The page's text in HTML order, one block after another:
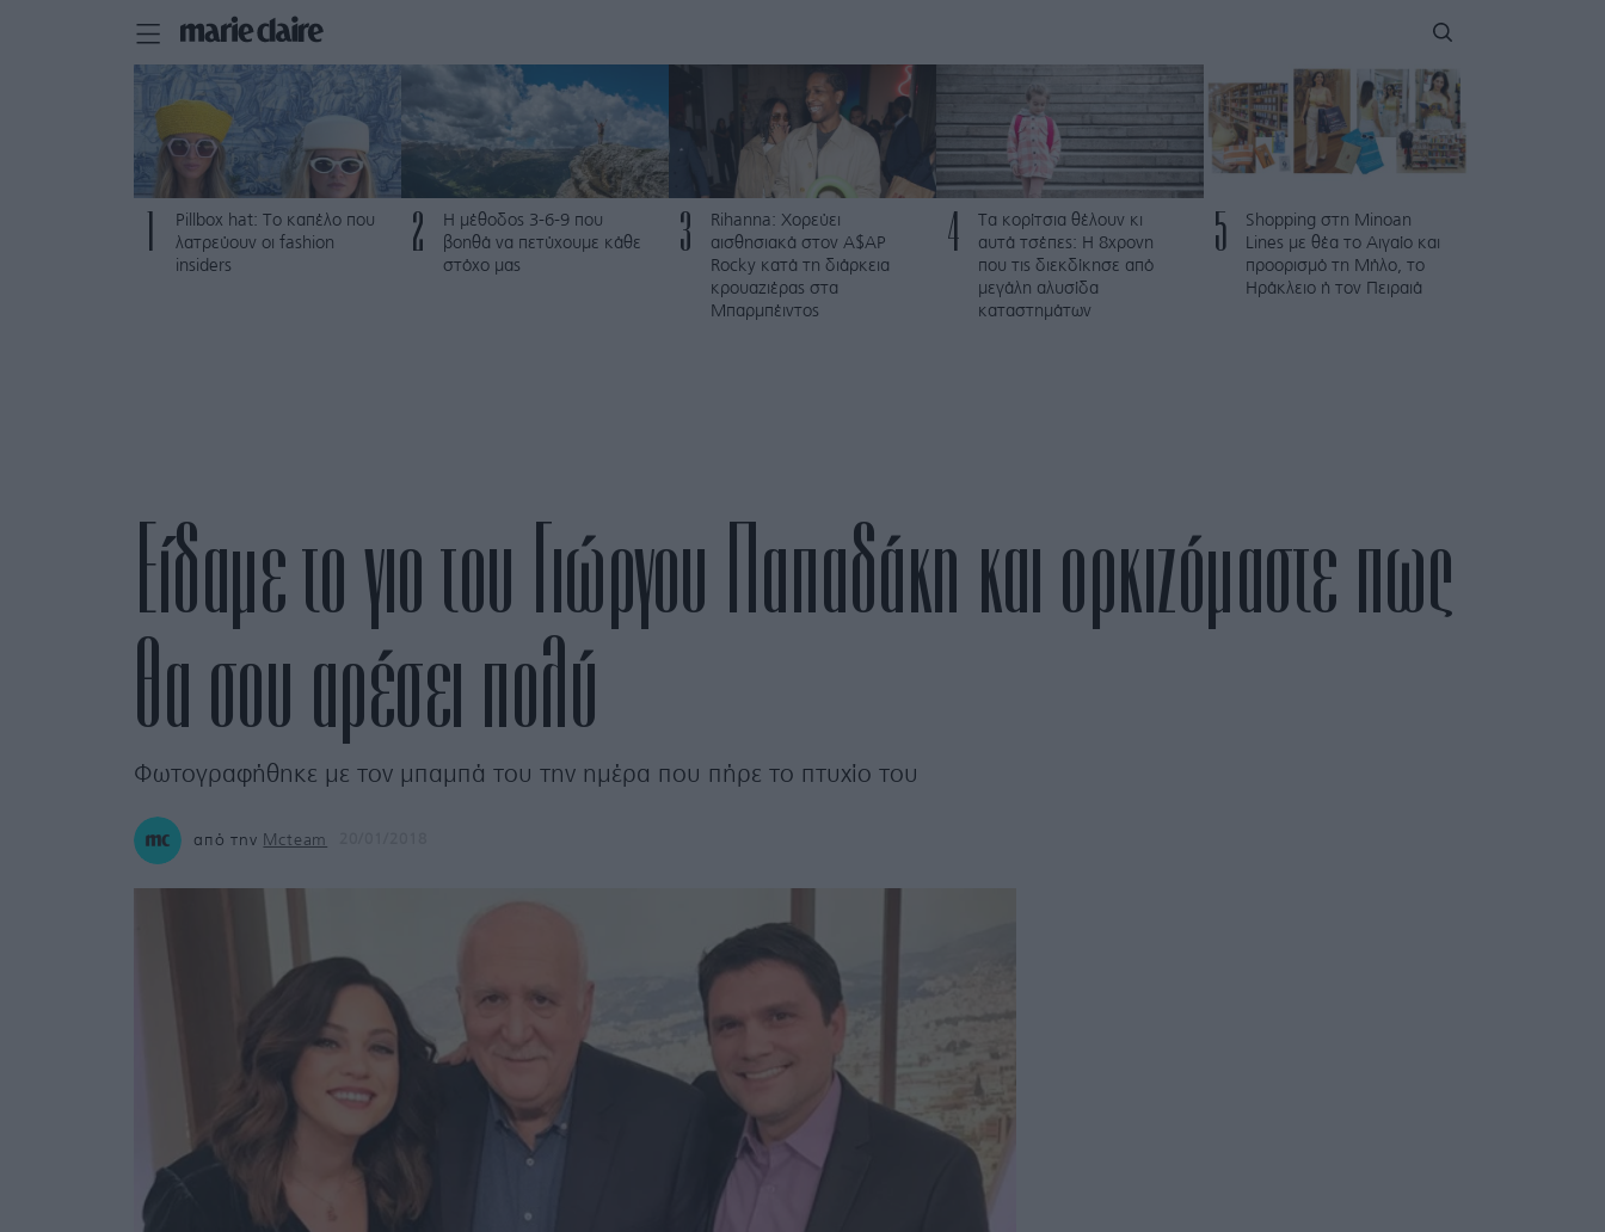
Pillbox hat: Το καπέλο που
λατρεύουν οι fashion
insiders
2
Η μέθοδος 3-6-9 που
βοηθά να πετύχουμε κάθε
στόχο μας
3
Rihanna: Χορεύει
αισθησιακά στον A$AP
Rocky κατά τη διάρκεια
κρουαζιέρας στα
Μπαρμπέιντος
4
Τα κορίτσια θέλουν κι
αυτά τσέπες: Η 8χρονη
που τις διεκδίκησε από
μεγάλη αλυσίδα
καταστημάτων
5
Shopping στη Minoan
Lines με θέα το Αιγαίο και
προορισμό τη Μήλο, το
Ηράκλειο ή τον Πειραιά
Eίδαμε το γιο του Γιώργου Παπαδάκη και ορκιζόμαστε πως
θα σου αρέσει πολύ
Φωτογραφήθηκε με τον μπαμπά του την ημέρα που πήρε το πτυχίο του
από την Mcteam